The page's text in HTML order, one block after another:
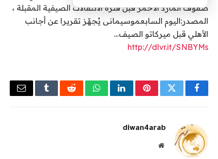
صفوف المارد الأحمر قبل فترة الانتقالات الصيفية المقبلة ،
المصدر:اليوم السابعموسيمانى يُجهّز تقريرا عن أجانب
الأهلي قبل ميركاتو الصيف…
http://dlvr.it/SNBYMs
فيسبوكتويتر بينتيريستلينكدإنواتسابرديت Tumblrالبريد
diwan4arab
موقع